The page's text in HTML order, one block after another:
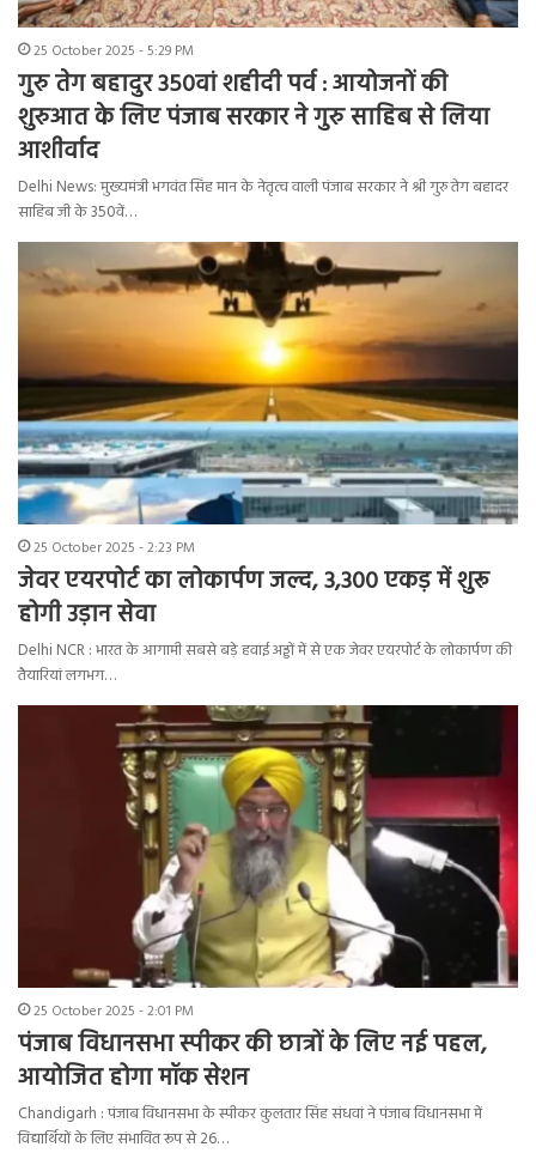
25 October 2025 - 5:29 PM
गुरु तेग बहादुर 350वां शहीदी पर्व : आयोजनों की
शुरुआत के लिए पंजाब सरकार ने गुरु साहिब से लिया
आशीर्वाद
Delhi News: मुख्यमंत्री भगवंत सिंह मान के नेतृत्व वाली पंजाब सरकार ने श्री गुरु तेग बहादर
साहिब जी के 350वें…
25 October 2025 - 2:23 PM
जेवर एयरपोर्ट का लोकार्पण जल्द, 3,300 एकड़ में शुरू
होगी उड़ान सेवा
Delhi NCR : भारत के आगामी सबसे बड़े हवाई अड्डों में से एक जेवर एयरपोर्ट के लोकार्पण की
तैयारियां लगभग…
25 October 2025 - 2:01 PM
पंजाब विधानसभा स्पीकर की छात्रों के लिए नई पहल,
आयोजित होगा मॉक सेशन
Chandigarh : पंजाब विधानसभा के स्पीकर कुलतार सिंह संधवां ने पंजाब विधानसभा में
विद्यार्थियों के लिए संभावित रूप से 26…